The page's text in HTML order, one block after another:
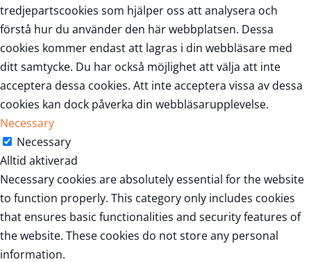
tredjepartscookies som hjälper oss att analysera och
förstå hur du använder den här webbplatsen. Dessa
cookies kommer endast att lagras i din webbläsare med
ditt samtycke. Du har också möjlighet att välja att inte
acceptera dessa cookies. Att inte acceptera vissa av dessa
cookies kan dock påverka din webbläsarupplevelse.
Necessary
Necessary
Alltid aktiverad
Necessary cookies are absolutely essential for the website
to function properly. This category only includes cookies
that ensures basic functionalities and security features of
the website. These cookies do not store any personal
information.